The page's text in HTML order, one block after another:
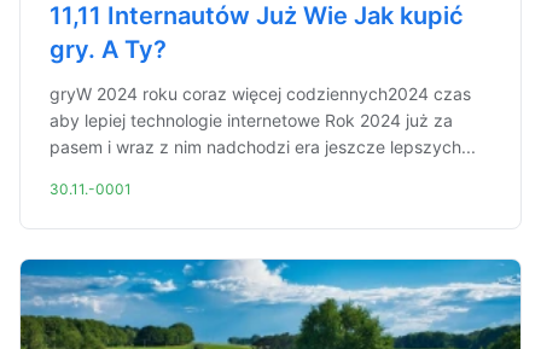
11,11 Internautów Już Wie Jak kupić
gry. A Ty?
gryW 2024 roku coraz więcej codziennych2024 czas
aby lepiej technologie internetowe Rok 2024 już za
pasem i wraz z nim nadchodzi era jeszcze lepszych...
30.11.-0001